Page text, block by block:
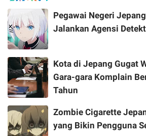
Pegawai Negeri
Jalankan Agensi
Kota di Jepang Gugat
Gara-gara Komplain
Tahun
Zombie Cigarette
yang Bikin Pengguna